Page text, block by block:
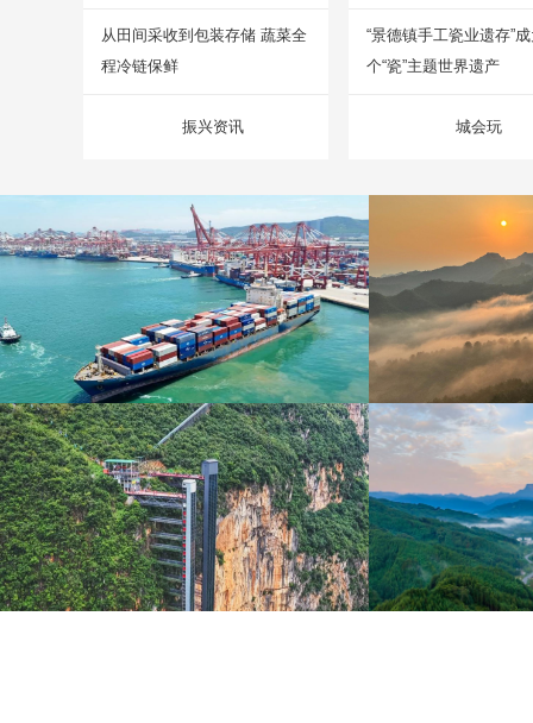
从田间采收到包装存储 蔬菜全
程冷链保鲜
振兴资讯
“景德镇手工瓷业遗存”
个“瓷”主题世界遗产
城会玩
青岛港今年新辟16条国际航线
8月5日，“科伦坡”轮缓缓驶离山东港口青岛港前湾联
河北承德：金山
8月6日，河北承德，